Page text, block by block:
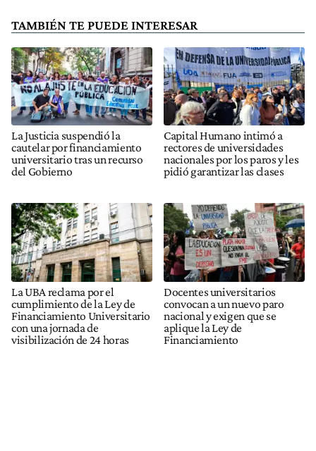
TAMBIÉN TE PUEDE INTERESAR
La Justicia suspendió la
cautelar por financiamiento
universitario tras un recurso
del Gobierno
Capital Humano intimó a
rectores de universidades
nacionales por los paros y les
pidió garantizar las clases
La UBA reclama por el
cumplimiento de la Ley de
Financiamiento Universitario
con una jornada de
visibilización de 24 horas
Docentes universitarios
convocan a un nuevo paro
nacional y exigen que se
aplique la Ley de
Financiamiento